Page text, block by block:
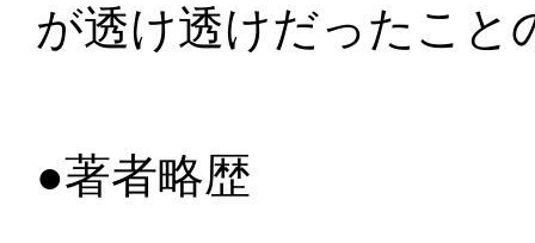
が透け透けだったこと
●著者略歴